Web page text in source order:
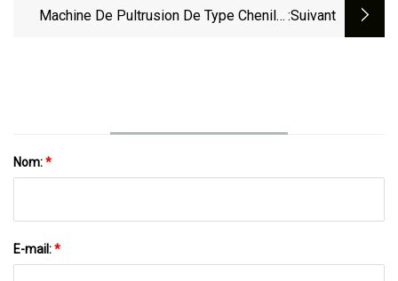
GRP FRP
Machine De Pultrusion De Type Chenille :suivant
Nom:*
E-mail:*